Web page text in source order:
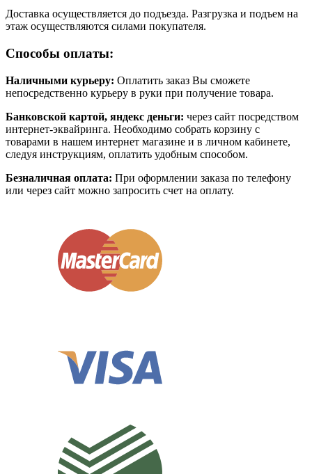
Доставка осуществляется до подъезда. Разгрузка и подъем на
этаж осуществляются силами покупателя.
Способы оплаты:
Наличными курьеру: Оплатить заказ Вы сможете
непосредственно курьеру в руки при получение товара.
Банковской картой, яндекс деньги: через сайт посредством
интернет-эквайринга. Необходимо собрать корзину с
товарами в нашем интернет магазине и в личном кабинете,
следуя инструкциям, оплатить удобным способом.
Безналичная оплата: При оформлении заказа по телефону
или через сайт можно запросить счет на оплату.